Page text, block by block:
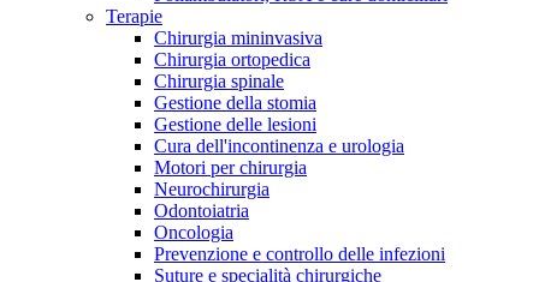
Catalogo prodotti
Trova il prodotto che stai cercando. Visita il catalogo B.
Terapie
Chirurgia mininvasiva
Chirurgia ortopedica
Chirurgia spinale
Gestione della stomia
Gestione delle lesioni
Cura dell'incontinenza e urologia
Motori per chirurgia
Neurochirurgia
Odontoiatria
Oncologia
Prevenzione e controllo delle infezioni
Suture e specialità chirurgiche